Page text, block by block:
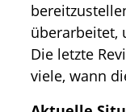
überarbeitet,
Die letzte
viele, wann